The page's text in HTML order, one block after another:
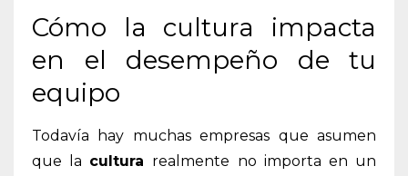
Cómo la cultura impacta
en el desempeño de tu
equipo
Todavía hay muchas empresas que asumen
que la cultura realmente no importa en un